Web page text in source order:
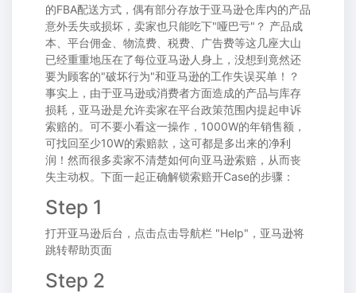
的FBA配送方式，偶有部分存放于亚马逊仓库内的产品
意外丢失或损坏，卖家也只能吃下"哑巴亏"？ 产品成
本、平台佣金、物流费、税费、广告费等这几座大山
已经重重地压在了每位亚马逊人身上，没想到竟然还
要为顾客的"破坏行为"和亚马逊的工作失误买单！？
事实上，由于亚马逊或消费者方面造成的产品与库存
损耗，亚马逊是允许卖家在平台政策范围内提起申诉
索赔的。可不要小看这一操作，1000W的年销售额，
可找回至少10W的索赔款，这可都是多出来的净利
润！然而很多卖家不清楚如何向亚马逊索赔，从而丧
失主动权。下面一起正确解锁索赔开Case的步骤：
Step 1
打开亚马逊后台，点击点击导航栏 "Help"，亚马逊将
跳转帮助页面
Step 2